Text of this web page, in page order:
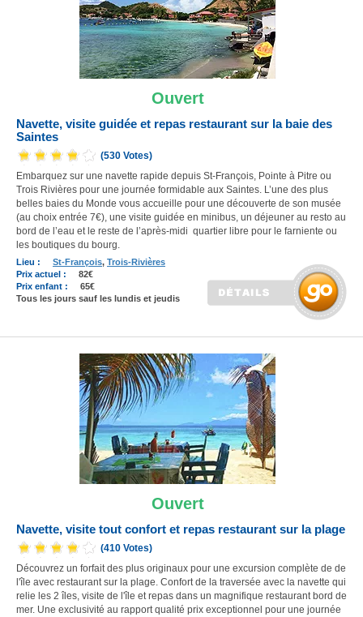
Ouvert
Navette, visite guidée et repas restaurant sur la baie des
Saintes
(530 Votes)
Embarquez sur une navette rapide depuis St-François, Pointe à Pitre ou
Trois Rivières pour une journée formidable aux Saintes. L’une des plus
belles baies du Monde vous accueille pour une découverte de son musée
(au choix entrée 7€), une visite guidée en minibus, un déjeuner au resto au
bord de l’eau et le reste de l’après-midi quartier libre pour le farniente ou
les boutiques du bourg.
Lieu : St-François, Trois-Rivières
Prix actuel :
82€
Prix enfant :
65€
Tous les jours sauf les lundis et jeudis
Ouvert
Navette, visite tout confort et repas restaurant sur la plage
(410 Votes)
Découvrez un forfait des plus originaux pour une excursion complète de de
l'île avec restaurant sur la plage. Confort de la traversée avec la navette qui
relie les 2 îles, visite de l'île et repas dans un magnifique restaurant bord de
mer. Une exclusivité au rapport qualité prix exceptionnel pour une journée